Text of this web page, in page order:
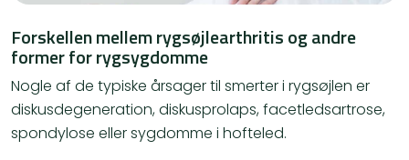
Forskellen mellem rygsøjlearthritis og andre
former for rygsygdomme
Nogle af de typiske årsager til smerter i rygsøjlen er
diskusdegeneration, diskusprolaps, facetledsartrose,
spondylose eller sygdomme i hofteled.